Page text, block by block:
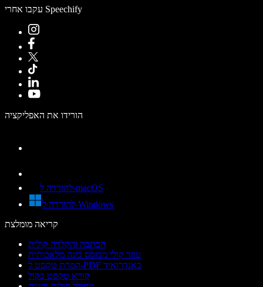
עקבו אחרי Speechify
הורידו את האפליקציה
להורדה ל-macOS
להורדה ל-Windows
קריאה מומלצת
הכתבה והקלדה קולית
עוזר קולי מבוסס בינה מלאכותית
המרת טקסט ל-PDF באנדרואיד
קורא טקסט בקול